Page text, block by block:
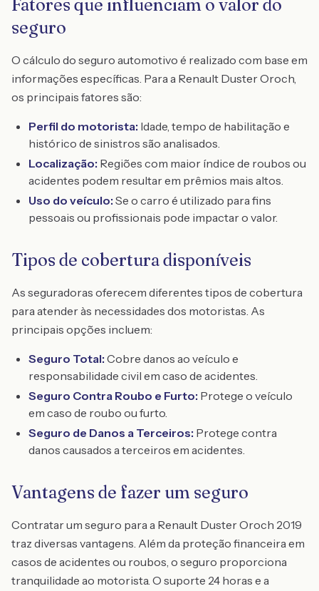
Fatores que influenciam o valor do
seguro
O cálculo do seguro automotivo é realizado com base em
informações específicas. Para a Renault Duster Oroch,
os principais fatores são:
Perfil do motorista: Idade, tempo de habilitação e
histórico de sinistros são analisados.
Localização: Regiões com maior índice de roubos ou
acidentes podem resultar em prêmios mais altos.
Uso do veículo: Se o carro é utilizado para fins
pessoais ou profissionais pode impactar o valor.
Tipos de cobertura disponíveis
As seguradoras oferecem diferentes tipos de cobertura
para atender às necessidades dos motoristas. As
principais opções incluem:
Seguro Total: Cobre danos ao veículo e
responsabilidade civil em caso de acidentes.
Seguro Contra Roubo e Furto: Protege o veículo
em caso de roubo ou furto.
Seguro de Danos a Terceiros: Protege contra
danos causados a terceiros em acidentes.
Vantagens de fazer um seguro
Contratar um seguro para a Renault Duster Oroch 2019
traz diversas vantagens. Além da proteção financeira em
casos de acidentes ou roubos, o seguro proporciona
tranquilidade ao motorista. O suporte 24 horas e a